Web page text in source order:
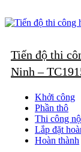
Tiến độ thi
Ninh –
Khởi công
Phần thô
Thi công
Lắp đặt
Hoàn thành